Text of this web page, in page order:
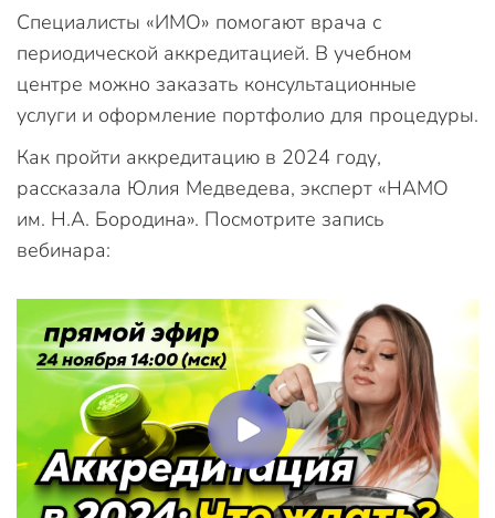
Специалисты «ИМО» помогают врача с
периодической аккредитацией. В учебном
центре можно заказать консультационные
услуги и оформление портфолио для процедуры.
Как пройти аккредитацию в 2024 году,
рассказала Юлия Медведева, эксперт «НАМО
им. Н.А. Бородина». Посмотрите запись
вебинара: